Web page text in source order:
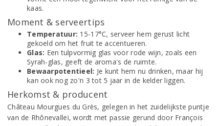
kaas.
Moment & serveertips
Temperatuur: 15-17°C, serveer hem gerust licht
gekoeld om het fruit te accentueren.
Glas: Een tulpvormig glas voor rode wijn, zoals een
Syrah-glas, geeft de aroma's de ruimte.
Bewaarpotentieel: Je kunt hem nu drinken, maar hij
kan ook nog zo'n 3 tot 5 jaar in de kelder liggen.
Herkomst & producent
Château Mourgues du Grès, gelegen in het zuidelijkste puntje
van de Rhônevallei, wordt met passie gerund door François